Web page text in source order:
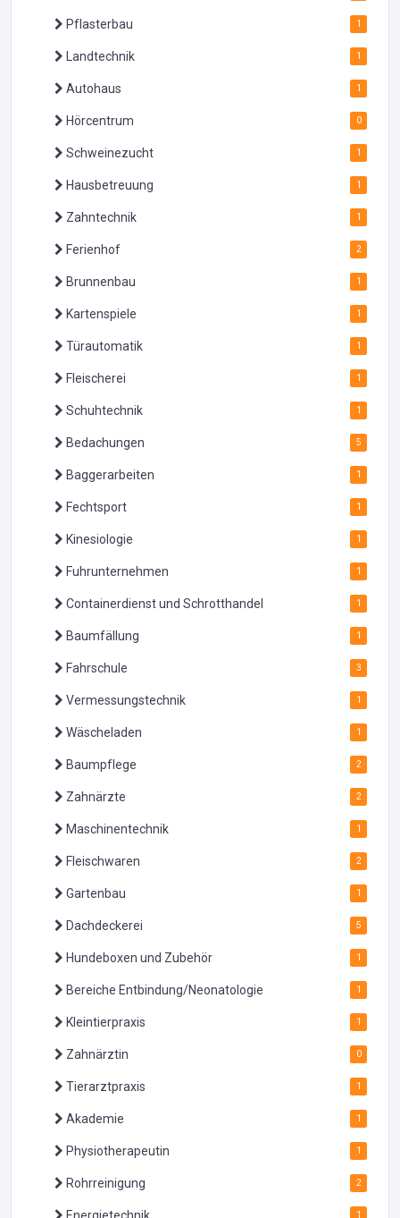
Pflasterbau 1
Landtechnik 1
Autohaus 1
Hörcentrum 0
Schweinezucht 1
Hausbetreuung 1
Zahntechnik 1
Ferienhof 2
Brunnenbau 1
Kartenspiele 1
Türautomatik 1
Fleischerei 1
Schuhtechnik 1
Bedachungen 5
Baggerarbeiten 1
Fechtsport 1
Kinesiologie 1
Fuhrunternehmen 1
Containerdienst und Schrotthandel 1
Baumfällung 1
Fahrschule 3
Vermessungstechnik 1
Wäscheladen 1
Baumpflege 2
Zahnärzte 2
Maschinentechnik 1
Fleischwaren 2
Gartenbau 1
Dachdeckerei 5
Hundeboxen und Zubehör 1
Bereiche Entbindung/Neonatologie 1
Kleintierpraxis 1
Zahnärztin 0
Tierarztpraxis 1
Akademie 1
Physiotherapeutin 1
Rohrreinigung 2
Energietechnik 1